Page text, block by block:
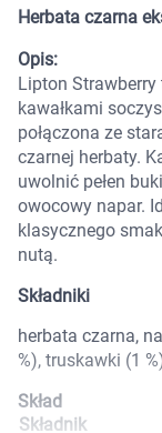
Herbata czarna
Opis:
Lipton
kawałkami
połączona ze
czarnej herbaty.
uwolnić pełen
owocowy napar.
klasycznego
nutą.
Składniki
herbata czarna,
%), truskawki (1
Skład
Składnik